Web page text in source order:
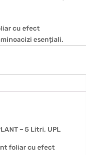
cu efect
esențiali.
– 5 Litri, UPL
foliar cu efect